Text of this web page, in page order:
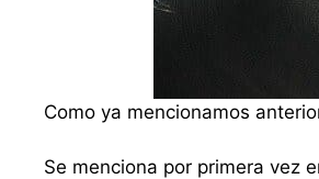
Como ya mencionamos
Se menciona por primera vez